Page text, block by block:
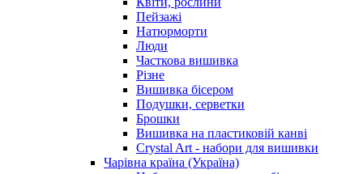
Пейзажі
Натюрморти
Люди
Часткова вишивка
Різне
Вишивка бісером
Подушки, серветки
Брошки
Вишивка на пластиковій канві
Crystal Art - набори для вишивки
Чарівна країна (Україна)